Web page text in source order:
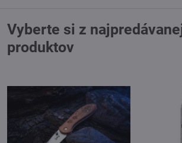
Vyberte si z
produktov